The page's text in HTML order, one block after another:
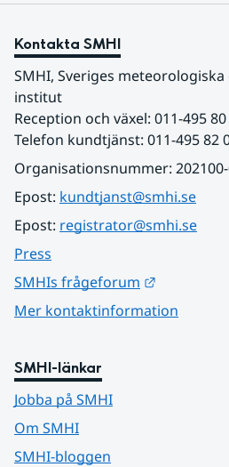
Kontakta SMHI
SMHI, Sveriges
institut
Reception och växel: 011-495
Telefon kundtjänst: 011-495 82
Organisationsnummer:
Epost: kundtjanst@smhi.se
Epost: registrator@smhi.se
Press
SMHIs frågeforum
Mer kontaktinformation
SMHI-länkar
Jobba på SMHI
Om SMHI
SMHI-bloggen